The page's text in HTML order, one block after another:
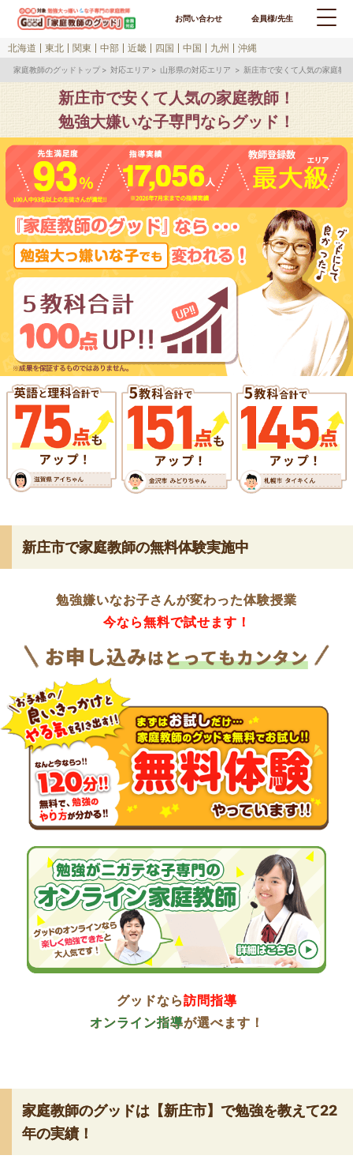
お問い合わせ 会員様/先生
北海道 東北 関東 中部 近畿 四国 中国 九州 沖縄
家庭教師のグッドトップ 対応エリア 山形県の対応エリア 新庄市で安くて人気の家庭教
新庄市で安くて人気の家庭教師！
勉強大嫌いな子専門ならグッド！
新庄市で家庭教師の無料体験実施中
勉強嫌いなお子さんが変わった体験授業
今なら無料で試せます！
グッドなら訪問指導
オンライン指導が選べます！
家庭教師のグッドは【新庄市】で勉強を教えて22
年の実績！